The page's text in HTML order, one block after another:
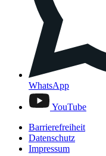
WhatsApp
YouTube
Barrierefreiheit
Datenschutz
Impressum